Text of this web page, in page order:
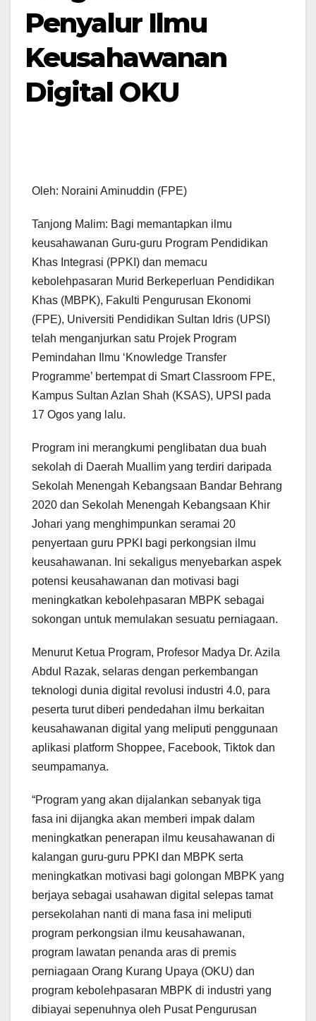
Penyalur Ilmu
Keusahawanan
Digital OKU
Oleh: Noraini Aminuddin (FPE)
Tanjong Malim: Bagi memantapkan ilmu
keusahawanan Guru-guru Program Pendidikan
Khas Integrasi (PPKI) dan memacu
kebolehpasaran Murid Berkeperluan Pendidikan
Khas (MBPK), Fakulti Pengurusan Ekonomi
(FPE), Universiti Pendidikan Sultan Idris (UPSI)
telah menganjurkan satu Projek Program
Pemindahan Ilmu ‘Knowledge Transfer
Programme’ bertempat di Smart Classroom FPE,
Kampus Sultan Azlan Shah (KSAS), UPSI pada
17 Ogos yang lalu.
Program ini merangkumi penglibatan dua buah
sekolah di Daerah Muallim yang terdiri daripada
Sekolah Menengah Kebangsaan Bandar Behrang
2020 dan Sekolah Menengah Kebangsaan Khir
Johari yang menghimpunkan seramai 20
penyertaan guru PPKI bagi perkongsian ilmu
keusahawanan. Ini sekaligus menyebarkan aspek
potensi keusahawanan dan motivasi bagi
meningkatkan kebolehpasaran MBPK sebagai
sokongan untuk memulakan sesuatu perniagaan.
Menurut Ketua Program, Profesor Madya Dr. Azila
Abdul Razak, selaras dengan perkembangan
teknologi dunia digital revolusi industri 4.0, para
peserta turut diberi pendedahan ilmu berkaitan
keusahawanan digital yang meliputi penggunaan
aplikasi platform Shoppee, Facebook, Tiktok dan
seumpamanya.
“Program yang akan dijalankan sebanyak tiga
fasa ini dijangka akan memberi impak dalam
meningkatkan penerapan ilmu keusahawanan di
kalangan guru-guru PPKI dan MBPK serta
meningkatkan motivasi bagi golongan MBPK yang
berjaya sebagai usahawan digital selepas tamat
persekolahan nanti di mana fasa ini meliputi
program perkongsian ilmu keusahawanan,
program lawatan penanda aras di premis
perniagaan Orang Kurang Upaya (OKU) dan
program kebolehpasaran MBPK di industri yang
dibiayai sepenuhnya oleh Pusat Pengurusan